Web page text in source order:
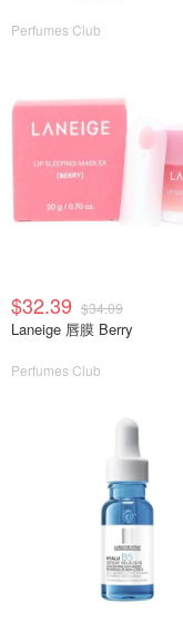
Perfumes Club
$32.39 $34.09
Laneige 唇膜 Berry
Perfumes Club